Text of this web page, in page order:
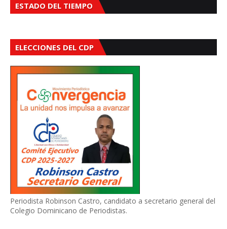
ESTADO DEL TIEMPO
ELECCIONES DEL CDP
Periodista Robinson Castro, candidato a secretario general del
Colegio Dominicano de Periodistas.